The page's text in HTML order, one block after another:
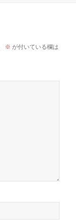
※ が付いている欄は